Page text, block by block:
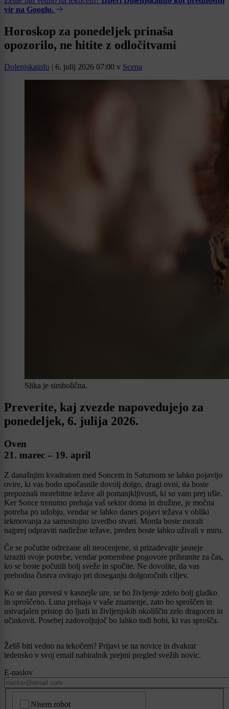
vir na Googlu.
Horoskop za ponedeljek prinaša
opozorilo, ne hitite z odločitvami
Dolenjskainfo | 6. julij 2026 07:00 v Scena
Slika je simbolična.
Preverite, kaj zvezde napovedujejo za
ponedeljek, 6. julija 2026.
Oven
21. marec – 19. april
Z današnjim kvadratom med Soncem in Saturnom se lahko pojavijo
ovire, ki vas bodo upočasnile dovolj dolgo, dragi ovni, da boste
prepoznali morebitne težave ali pomanjkljivosti, ki so vam prej ušle.
Ker Sonce trenutno prehaja vaš sektor doma in družine, je močna
potreba po udobju, vendar se lahko danes pojavi težava v obliki
tekmovanja za samostojno izvedbo stvari. Morda boste morali
najprej odpraviti nadležne težave, preden boste lahko uživali v miru.
Če se počutite odrezane ali neocenjene, si prizadevajte jasneje
izraziti svoje potrebe, vendar pomembne pogovore prihranite za čas,
ko se boste počutili bolj sveže in spočite. Ne dovolite, da vas
prehodna čustva ovirajo pri doseganju dolgoročnih ciljev.
Ko se dan prevesi v kasnejše ure, se bo življenje zdelo bolj gladko
in sproščeno. Luna prehaja v vaše znamenje, zato bo sproščen in
ustvarjalen pristop do ljudi in življenjskih okoliščin zelo dragocen in
učinkovit. Posebej zadovoljujoč bo lahko tudi hobi, ki vas sprošča.
Želiš biti vedno na tekočem? Prijavi se na novice in dvakrat
tedensko v svoj email nabiralnik prejmi pregled svežih novic.
E-naslov
Nisem robot